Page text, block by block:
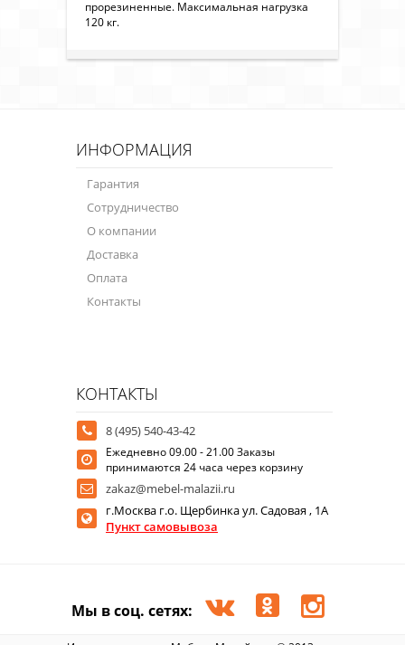
прорезиненные. Максимальная нагрузка
120 кг.
ИНФОРМАЦИЯ
Гарантия
Сотрудничество
О компании
Доставка
Оплата
Контакты
КОНТАКТЫ
8 (495) 540-43-42
Ежедневно 09.00 - 21.00 Заказы
принимаются 24 часа через корзину
zakaz@mebel-malazii.ru
г.Москва г.о. Щербинка ул. Садовая , 1А
Пункт самовывоза
Мы в соц. сетях: